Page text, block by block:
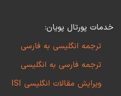
خدمات پورتال پویان:
ترجمه انگلیسی به فارسی
ترجمه فارسی به انگلیسی
ویرایش مقالات انگلیسی ISI